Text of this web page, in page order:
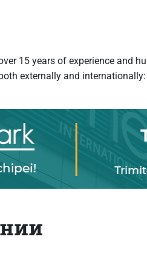
15 years of experience and
externally and